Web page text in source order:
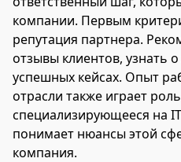
компании. Первым
репутация партнера.
отзывы клиентов, узнать
успешных кейсах. Опыт
отрасли также играет
специализирующееся на
понимает нюансы этой
компания.